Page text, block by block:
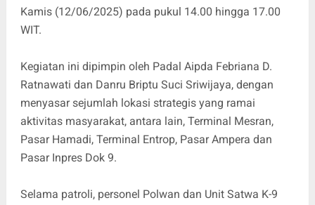
Kamis (12/06/2025) pada pukul 14.00 hingga 17.00
WIT.
Kegiatan ini dipimpin oleh Padal Aipda Febriana D.
Ratnawati dan Danru Briptu Suci Sriwijaya, dengan
menyasar sejumlah lokasi strategis yang ramai
aktivitas masyarakat, antara lain, Terminal Mesran,
Pasar Hamadi, Terminal Entrop, Pasar Ampera dan
Pasar Inpres Dok 9.
Selama patroli, personel Polwan dan Unit Satwa K-9